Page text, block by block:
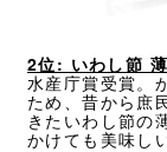
2位: いわし節
水産庁賞受賞。
ため、昔から庶
きたいわし節の
かけても美味し